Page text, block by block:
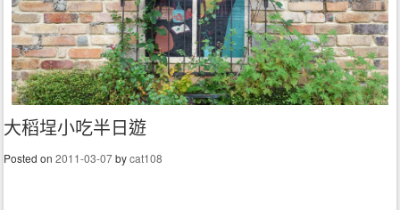
大稻埕小吃半日遊
Posted on2011-03-07bycat108